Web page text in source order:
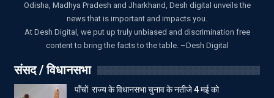
Odisha, Madhya Pradesh and Jharkhand, Desh digital unveils the
news that is important and impacts you.
At Desh Digital, we put up truly unbiased and discrimination free
content to bring the facts to the table. –Desh Digital
संसद / विधानसभा
पाँचों राज्य के विधानसभा चुनाव के नतीजे 4 मई को